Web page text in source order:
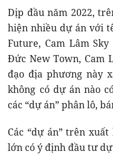
Dịp đầu năm 2022,
hiện nhiều dự án với
Future, Cam Lâm
Đức New Town, Cam
đạo địa phương này
không có dự án nào
các “dự án” phân lô,
Các “dự án” trên
lớn có ý định đầu tư